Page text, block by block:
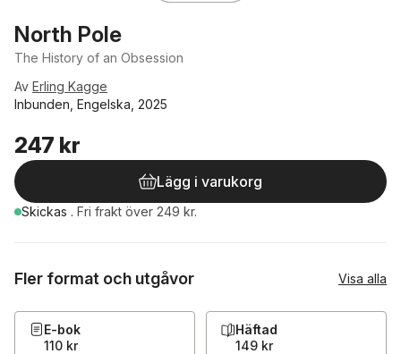
North Pole
The History of an Obsession
Av Erling Kagge
Inbunden, Engelska, 2025
247 kr
Lägg i varukorg
Skickas . Fri frakt över 249 kr.
Fler format och utgåvor Visa alla
E-bok
110 kr
Häftad
149 kr